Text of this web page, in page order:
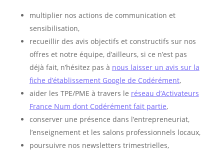
multiplier nos actions de communication et
sensibilisation,
recueillir des avis objectifs et constructifs sur nos
offres et notre équipe, d’ailleurs, si ce n’est pas
déjà fait, n’hésitez pas à nous laisser un avis sur la
fiche d’établissement Google de Codérément,
aider les TPE/PME à travers le réseau d’Activateurs
France Num dont Codérément fait partie,
conserver une présence dans l’entrepreneuriat,
l’enseignement et les salons professionnels locaux,
poursuivre nos newsletters trimestrielles,